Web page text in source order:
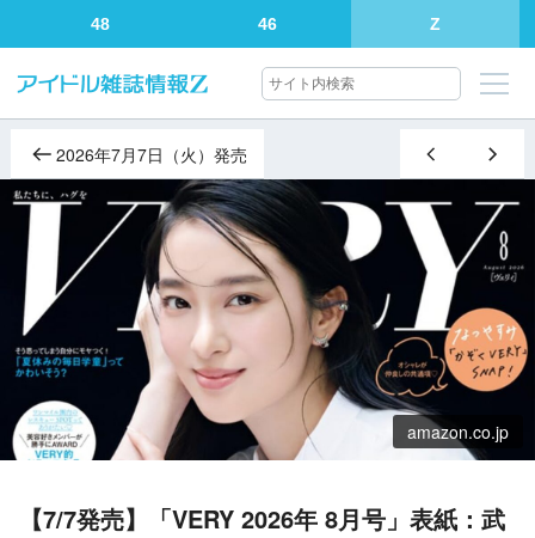
48 46 Z
2026年7月7日（火）発売
amazon.co.jp
【7/7発売】「VERY 2026年 8月号」表紙：武